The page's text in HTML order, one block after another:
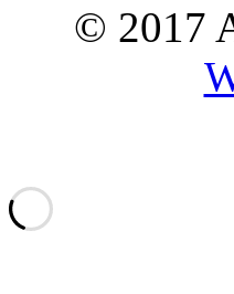
© 2017